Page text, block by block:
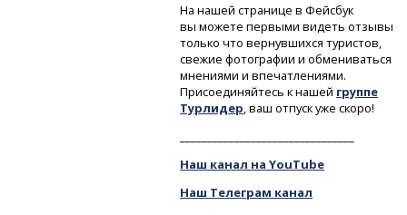
На нашей странице в Фейсбук
вы можете первыми видеть отзывы
только что вернувшихся туристов,
свежие фотографии и обмениваться
мнениями и впечатлениями.
Присоединяйтесь к нашей группе
Турлидер, ваш отпуск уже скоро!
Наш канал на YouTube
Наш Телеграм канал